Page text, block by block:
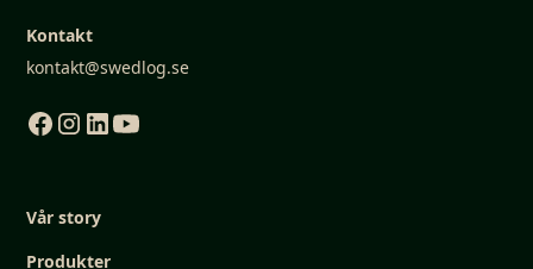
Kontakt
kontakt@swedlog.se
Vår story
Produkter